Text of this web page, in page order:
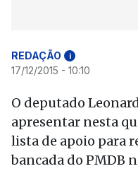
REDAÇÃO i
17/12/2015 - 10:10
O deputado
apresentar nesta
lista de apoio para
bancada do PMDB